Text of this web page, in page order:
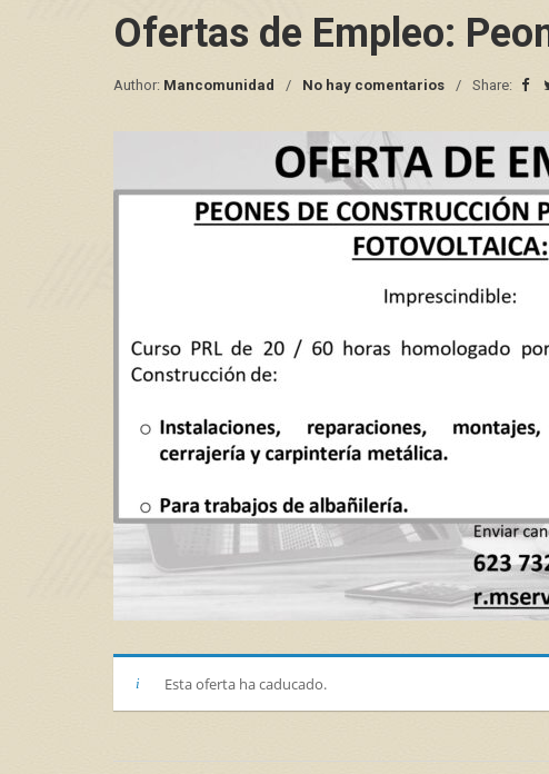
Ofertas de Empleo:
Author: Mancomunidad No hay comentarios Share:
Esta oferta ha caducado.